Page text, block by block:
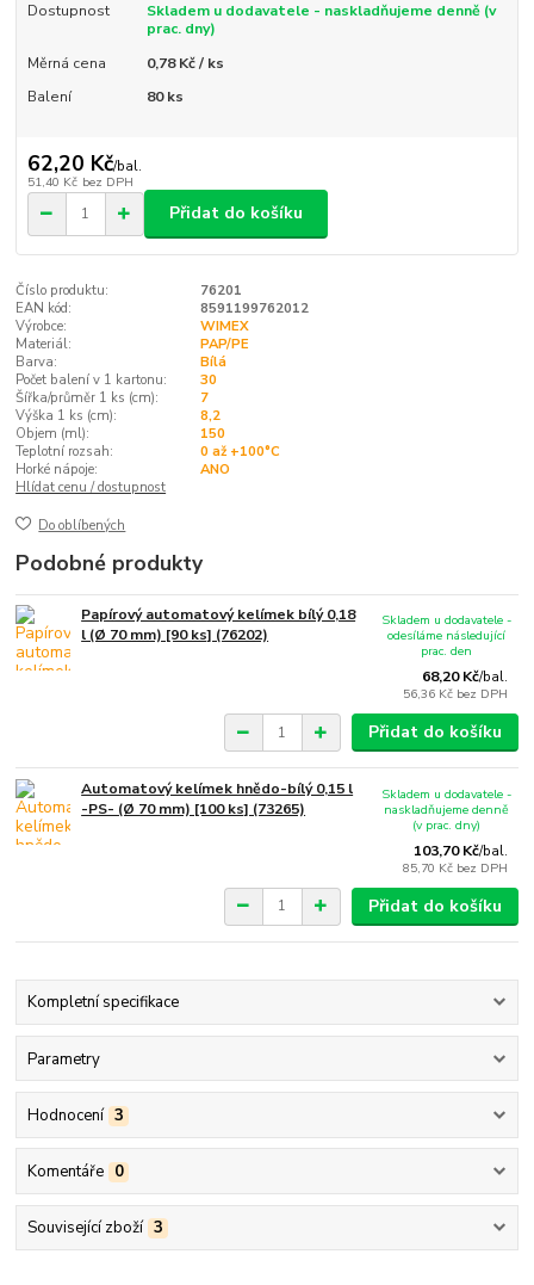
Dostupnost
Skladem u dodavatele - naskladňujeme denně (v
prac. dny)
Měrná cena
0,78 Kč / ks
Balení
80 ks
62,20 Kč/bal.
51,40 Kč bez DPH
Přidat do košíku
Číslo produktu:
76201
EAN kód:
8591199762012
Výrobce:
WIMEX
Materiál:
PAP/PE
Barva:
Bílá
Počet balení v 1 kartonu:
30
Šířka/průměr 1 ks (cm):
7
Výška 1 ks (cm):
8,2
Objem (ml):
150
Teplotní rozsah:
0 až +100°C
Horké nápoje:
ANO
Hlídat cenu / dostupnost
Do oblíbených
Podobné produkty
Papírový automatový kelímek bílý 0,18
l (Ø 70 mm) [90 ks] (76202)
68,20 Kč/bal.
56,36 Kč bez DPH
Skladem u dodavatele -
odesíláme následující
prac. den
Přidat do košíku
Automatový kelímek hnědo-bílý 0,15 l
-PS- (Ø 70 mm) [100 ks] (73265)
103,70 Kč/bal.
85,70 Kč bez DPH
Skladem u dodavatele -
naskladňujeme denně
(v prac. dny)
Přidat do košíku
Kompletní specifikace
Parametry
Hodnocení 3
Komentáře 0
Související zboží 3